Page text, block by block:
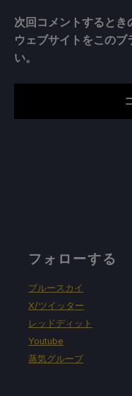
次回コメントするとき
ウェブサイトをこの
い。
フォローする
ブルースカイ
X/ツイッター
レッドディット
Youtube
蒸気グループ